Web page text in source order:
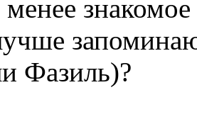
Фазиль)?